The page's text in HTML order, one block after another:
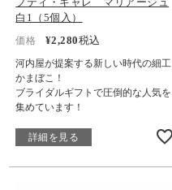
白1（5個入）
価格 ¥2,280税込
河内屋が提案する新しい時代の細工
かまぼこ！
ブライダルギフトで圧倒的な人気を
集めています！
詳細を見る